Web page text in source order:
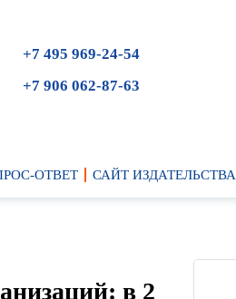
+7 495 969-24-54
+7 906 062-87-63
ОТВЕТ САЙТ ИЗДАТЕЛЬСТВА
в 2